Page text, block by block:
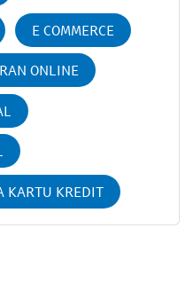
E COMMERCE
ONLINE
KARTU KREDIT